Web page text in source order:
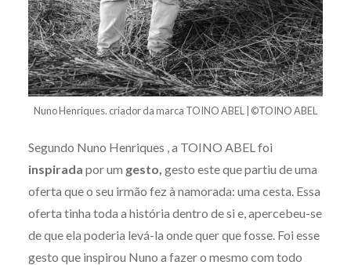
Nuno Henriques. criador da marca TOINO ABEL | ©TOINO ABEL
Segundo Nuno Henriques , a TOINO ABEL foi
inspirada por um gesto, gesto este que partiu de uma
oferta que o seu irmão fez à namorada: uma cesta. Essa
oferta tinha toda a história dentro de si e, apercebeu-se
de que ela poderia levá-la onde quer que fosse. Foi esse
gesto que inspirou Nuno a fazer o mesmo com todo